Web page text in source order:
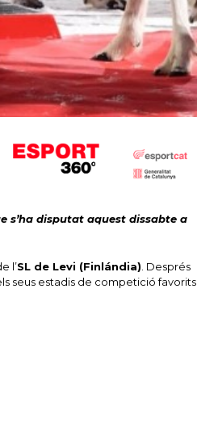
s’ha disputat aquest dissabte a
l’SL de Levi (Finlándia) . Després
seus estadis de competició favorits,